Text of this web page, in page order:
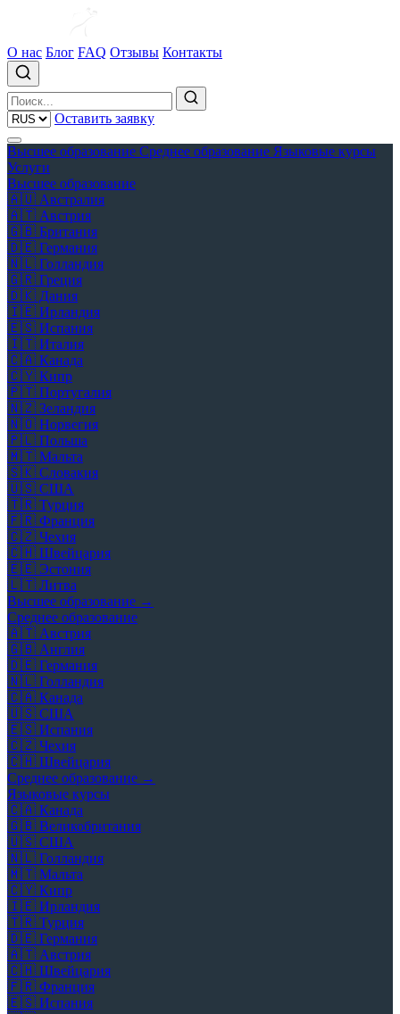
О нас Блог FAQ Отзывы Контакты
Оставить заявку
Высшее образование Среднее образование Языковые курсы
Услуги
Высшее образование
🇦🇺 Австралия
🇦🇹 Австрия
🇬🇧 Британия
🇩🇪 Германия
🇳🇱 Голландия
🇬🇷 Греция
🇩🇰 Дания
🇮🇪 Ирландия
🇪🇸 Испания
🇮🇹 Италия
🇨🇦 Канада
🇨🇾 Кипр
🇵🇹 Португалия
🇳🇿 Зеландия
🇳🇴 Норвегия
🇵🇱 Польша
🇲🇹 Мальта
🇸🇰 Словакия
🇺🇸 США
🇹🇷 Турция
🇫🇷 Франция
🇨🇿 Чехия
🇨🇭 Швейцария
🇪🇪 Эстония
🇱🇹 Литва
Высшее образование →
Среднее образование
🇦🇹 Австрия
🇬🇧 Англия
🇩🇪 Германия
🇳🇱 Голландия
🇨🇦 Канада
🇺🇸 США
🇪🇸 Испания
🇨🇿 Чехия
🇨🇭 Швейцария
Среднее образование →
Языковые курсы
🇨🇦 Канада
🇬🇧 Великобритания
🇺🇸 США
🇳🇱 Голландия
🇲🇹 Мальта
🇨🇾 Кипр
🇮🇪 Ирландия
🇹🇷 Турция
🇩🇪 Германия
🇦🇹 Австрия
🇨🇭 Швейцария
🇫🇷 Франция
🇪🇸 Испания